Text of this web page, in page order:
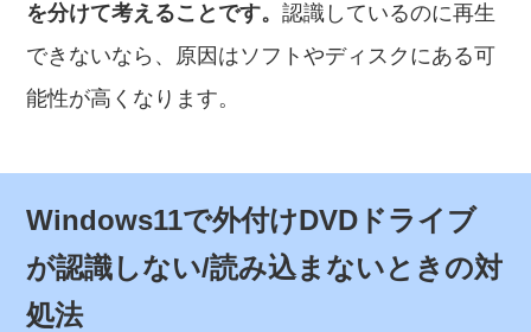
を分けて考えることです。認識しているのに再生
できないなら、原因はソフトやディスクにある可
能性が高くなります。
Windows11で外付けDVDドライブ
が認識しない/読み込まないときの対
処法